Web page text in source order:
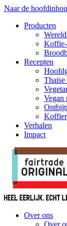
Naar de
Producten
Recepten
Thaise
Vegan
Verhalen
Impact
Over ons
Over